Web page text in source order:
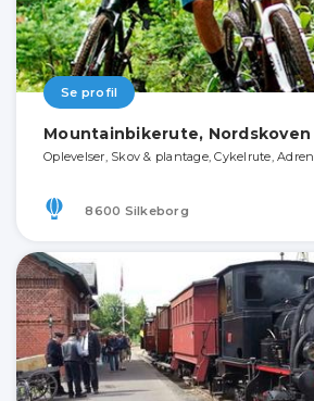
Se profil
Mountainbikerute,
Oplevelser, Skov & plantage, Cykelrute,
8600 Silkeborg